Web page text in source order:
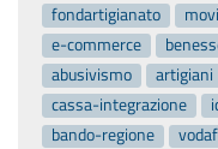
fondartigianato
e-commerce
abusivismo
artigiani
cassa-integrazione
bando-regione